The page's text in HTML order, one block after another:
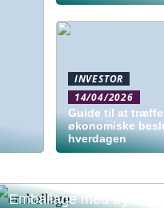
INVESTOR
14/04/2026
Guide til at træffe
økonomiske
hverdagen
Emballage med tryk